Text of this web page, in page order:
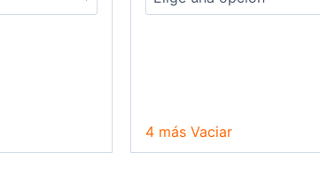
se
de
4 más Vaciar